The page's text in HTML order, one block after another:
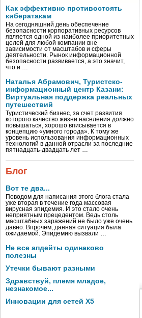
Как эффективно противостоять
кибератакам
На сегодняшний день обеспечение
безопасности корпоративных ресурсов
является одной из наиболее приоритетных
целей для любой компании вне
зависимости от масштабов и сферы
деятельности. Рынок информационной
безопасности развивается, а это значит,
что и …
Наталья Абрамович, Туристско-
информационный центр Казани:
Виртуальная поддержка реальных
путешествий
Туристический бизнес, за счет развития
которого качество жизни населения должно
повышаться, хорошо вписывается в
концепцию «умного города». К тому же
уровень использования информационных
технологий в данной отрасли за последние
пятнадцать-двадцать лет …
Блог
Вот те два...
Поводом для написания этого блога стала
уже вторая в течение года массовая
вирусная эпидемия. И это стало очень
неприятным прецедентом. Ведь столь
масштабных заражений не было уже очень
давно. Впрочем, данная ситуация была
ожидаемой. Эпидемию вызвали …
Не все апдейты одинаково
полезны
Утечки бывают разными
Здравствуй, племя младое,
незнакомое...
Инновации для сетей X5